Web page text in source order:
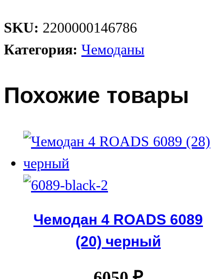
SKU: 2200000146786
Категория: Чемоданы
Похожие товары
Чемодан 4 ROADS 6089
(20) черный